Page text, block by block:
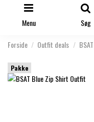
Menu Søg
Forside Outfit deals
Pakke